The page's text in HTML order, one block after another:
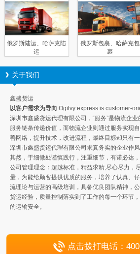
俄罗斯陆运、哈萨克陆
运
俄罗斯包裹、哈萨克包
裹
关于我们
鑫盛货运
以客户需求为导向 Ogilvy express is customer-
深圳市鑫盛货运代理有限公司，“服务”是物流企
服务链条传递价值，而物流企业则通过服务实现
善网络，提升技术，改进流程，最终目标却只有一
深圳市鑫盛货运代理有限公司求真务实的企业作
其然，于细微处谨慎践行，注重细节，有诺必达，
公司管理理念：超越标准，精益求精,尽心尽力，
量，为能给顾客提供优质的服务，培养了认真、
流理论与运营的高级培训，具备优良团队精神，
货运经验，质量控制落实到了工作的每一个环节
的运输安全。
点击拨打电话：